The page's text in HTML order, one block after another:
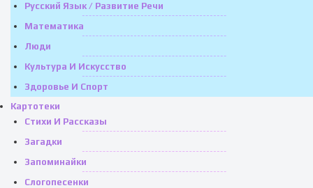
Русский Язык / Развитие Речи
Математика
Люди
Культура И Искусство
Здоровье И Спорт
Картотеки
Стихи И Рассказы
Загадки
Запоминайки
Слогопесенки